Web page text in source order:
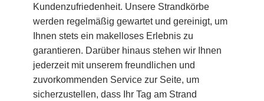
Kundenzufriedenheit. Unsere Strandkörbe
werden regelmäßig gewartet und gereinigt, um
Ihnen stets ein makelloses Erlebnis zu
garantieren. Darüber hinaus stehen wir Ihnen
jederzeit mit unserem freundlichen und
zuvorkommenden Service zur Seite, um
sicherzustellen, dass Ihr Tag am Strand